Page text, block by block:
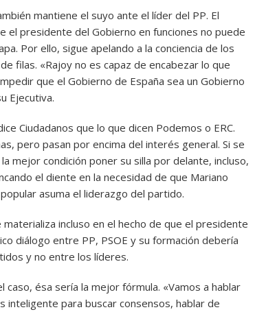
mantiene el suyo ante el líder del PP. El
el presidente del Gobierno en funciones no puede
Por ello, sigue apelando a la conciencia de los
filas. «Rajoy no es capaz de encabezar lo que
que el Gobierno de España sea un Gobierno
Ejecutiva.
Ciudadanos que lo que dicen Podemos o ERC.
pero pasan por encima del interés general. Si se
mejor condición poner su silla por delante, incluso,
el diente en la necesidad de que Mariano
asuma el liderazgo del partido.
incluso en el hecho de que el presidente
diálogo entre PP, PSOE y su formación debería
y no entre los líderes.
caso, ésa sería la mejor fórmula. «Vamos a hablar
inteligente para buscar consensos, hablar de